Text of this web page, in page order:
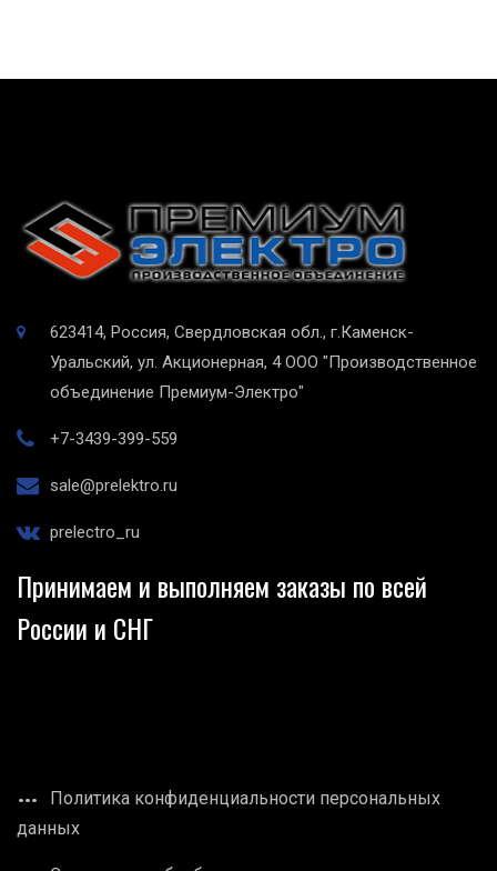
623414, Россия, Свердловская обл., г.Каменск-
Уральский, ул. Акционерная, 4 ООО "Производственное
объединение Премиум-Электро"
+7-3439-399-559
sale@prelektro.ru
prelectro_ru
Принимаем и выполняем заказы по всей
России и СНГ
Политика конфиденциальности персональных
данных